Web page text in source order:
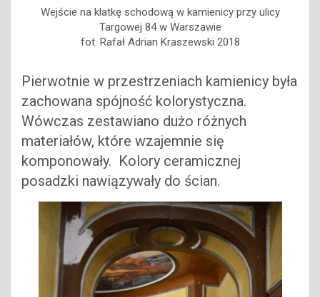
Wejście na klatkę schodową w kamienicy przy ulicy
Targowej 84 w Warszawie
fot. Rafał Adrian Kraszewski 2018
Pierwotnie w przestrzeniach kamienicy była
zachowana spójność kolorystyczna.
Wówczas zestawiano dużo różnych
materiałów, które wzajemnie się
komponowały. Kolory ceramicznej
posadzki nawiązywały do ścian.